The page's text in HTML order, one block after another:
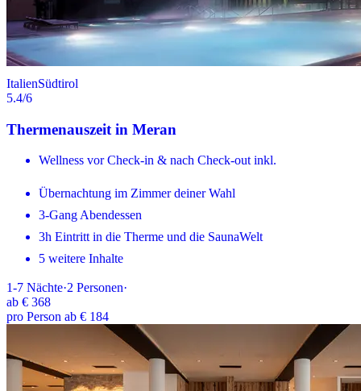
ItalienSüdtirol
5.4/6
Thermenauszeit in Meran
Wellness vor Check-in & nach Check-out inkl.
Übernachtung im Zimmer deiner Wahl
3-Gang Abendessen
3h Eintritt in die Therme und die SaunaWelt
5 weitere Inhalte
1-7 Nächte·2 Personen·
ab € 368
pro Person ab € 184